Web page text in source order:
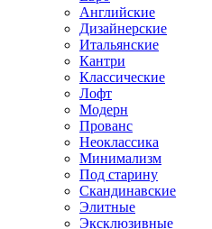
Английские
Дизайнерские
Итальянские
Кантри
Классические
Лофт
Модерн
Прованс
Неоклассика
Минимализм
Под старину
Скандинавские
Элитные
Эксклюзивные